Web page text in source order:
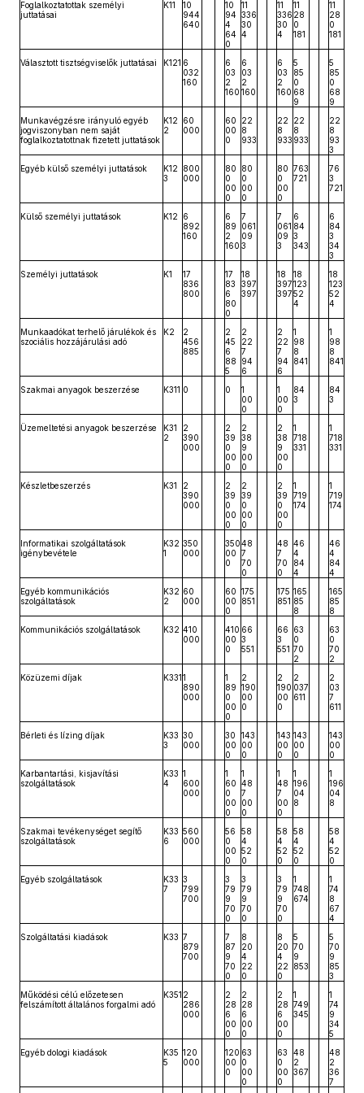
Foglalkoztatottak személyi
juttatásai
K11
10
944
640
10
94
4
64
0
11
336
30
4
11
336
30
4
11
28
0
181
11
28
0
181
Választott tisztségviselők juttatásai K121 6
032
160
6
03
2
160
6
03
2
160
6
03
2
160
5
85
0
68
9
5
85
0
68
9
Munkavégzésre irányuló egyéb
jogviszonyban nem saját
foglalkoztatottnak fizetett juttatások
K12
2
60
000
60
00
0
22
8
933
22
8
933
22
8
933
22
8
93
3
Egyéb külső személyi juttatások
K12
3
800
000
80
0
00
0
80
0
00
0
80
0
00
0
763
721
76
3
721
Külső személyi juttatások K12
6
892
160
6
89
2
160
7
061
09
3
7
061
09
3
6
84
3
343
6
84
3
34
3
Személyi juttatások
K1
17
836
800
17
83
6
80
0
18
397
397
18
397
397
18
123
52
4
18
123
52
4
Munkaadókat terhelő járulékok és
szociális hozzájárulási adó
K2
2
456
885
2
45
6
88
5
2
22
7
94
6
2
22
7
94
6
1
98
8
841
1
98
8
841
Szakmai anyagok beszerzése K311 0 0
1
00
0
1
00
0
84
3
84
3
Üzemeltetési anyagok beszerzése
K31
2
2
390
000
2
39
0
00
0
2
38
9
00
0
2
38
9
00
0
1
718
331
1
718
331
Készletbeszerzés K31
2
390
000
2
39
0
00
0
2
39
0
00
0
2
39
0
00
0
1
719
174
1
719
174
Informatikai szolgáltatások
igénybevétele
K32
1
350
000
350
00
0
48
7
70
0
48
7
70
0
46
4
84
4
46
4
84
4
Egyéb kommunikációs
szolgáltatások
K32
2
60
000
60
00
0
175
851
175
851
165
85
8
165
85
8
Kommunikációs szolgáltatások
K32 410
000
410
00
0
66
3
551
66
3
551
63
0
70
2
63
0
70
2
Közüzemi díjak
K3311
890
000
1
89
0
00
0
2
190
00
0
2
190
00
0
2
037
611
2
03
7
611
Bérleti és lízing díjak
K33
3
30
000
30
00
0
143
00
0
143
00
0
143
00
0
143
00
0
Karbantartási, kisjavítási
szolgáltatások
K33
4
1
600
000
1
60
0
00
0
1
48
7
00
0
1
48
7
00
0
1
196
04
8
1
196
04
8
Szakmai tevékenységet segítő
szolgáltatások
K33
6
560
000
56
0
00
0
58
4
52
0
58
4
52
0
58
4
52
0
58
4
52
0
Egyéb szolgáltatások
K33
7
3
799
700
3
79
9
70
0
3
79
9
70
0
3
79
9
70
0
1
748
674
1
74
8
67
4
Szolgáltatási kiadások
K33 7
879
700
7
87
9
70
0
8
20
4
22
0
8
20
4
22
0
5
70
9
853
5
70
9
85
3
Működési célú előzetesen
felszámított általános forgalmi adó
K351 2
286
000
2
28
6
00
0
2
28
6
00
0
2
28
6
00
0
1
749
345
1
74
9
34
5
Egyéb dologi kiadások
K35
5
120
000
120
00
0
63
0
00
0
63
0
00
0
48
2
367
48
2
36
7